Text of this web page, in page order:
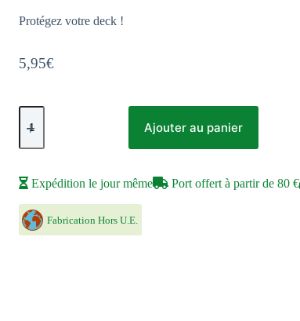
5,95€
Protégez votre deck !
quantité
de
Shell
Revised
-
Ashen
White/Black
Ajouter au panier
Expédition le jour même Port offert à partir de 80 €
Fabrication Hors U.E.